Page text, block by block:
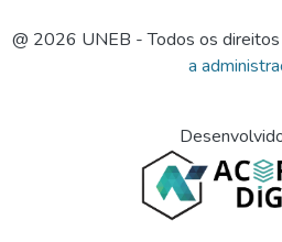
@ 2026 UNEB - Todos os
a